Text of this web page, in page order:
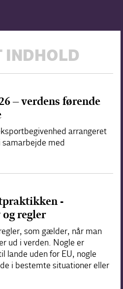
INDHOLD
– verdens førende
arrangeret
med
-
regler
som gælder, når man
ud i verden. Nogle er
lande uden for EU, nogle
i bestemte situationer eller